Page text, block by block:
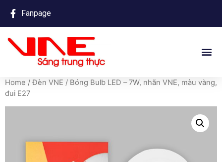
Fanpage
Home /Đèn VNE / Bóng Bulb LED – 7W, nhãn VNE, màu vàng,
đui E27